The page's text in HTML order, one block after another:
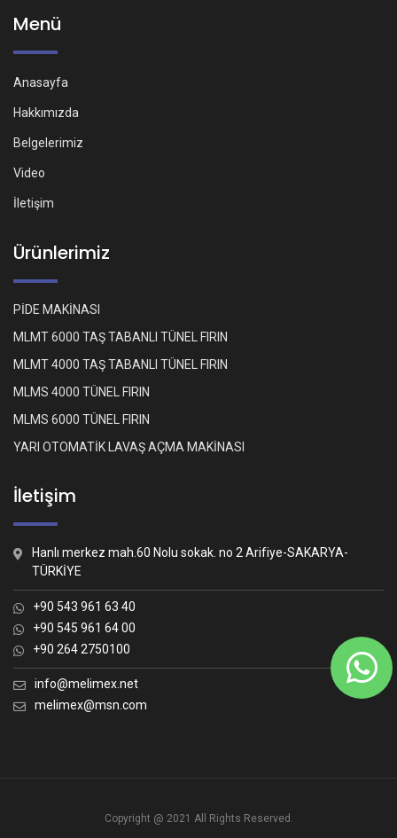
Menü
Anasayfa
Hakkımızda
Belgelerimiz
Video
İletişim
Ürünlerimiz
PİDE MAKİNASI
MLMT 6000 TAŞ TABANLI TÜNEL FIRIN
MLMT 4000 TAŞ TABANLI TÜNEL FIRIN
MLMS 4000 TÜNEL FIRIN
MLMS 6000 TÜNEL FIRIN
YARI OTOMATİK LAVAŞ AÇMA MAKİNASI
İletişim
Hanlı merkez mah.60 Nolu sokak. no 2 Arifiye-SAKARYA-
TÜRKİYE
+90 543 961 63 40
+90 545 961 64 00
+90 264 2750100
info@melimex.net
melimex@msn.com
Copyright @ 2021 All Rights Reserved.
Nasıl yardımcı olabiliriz?